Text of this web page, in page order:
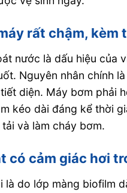
rất chậm,
nước là dấu hiệu
Nguyên nhân chính
diện. Máy bơm phải
kéo dài đáng kể thời
và làm cháy bơm.
có cảm giác hơi
là do lớp màng biofilm